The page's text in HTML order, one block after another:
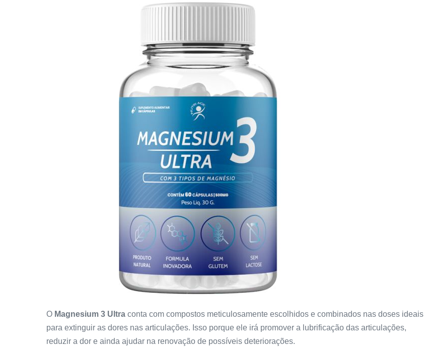
O Magnesium 3 Ultra conta com compostos meticulosamente escolhidos e combinados nas doses ideais
para extinguir as dores nas articulações. Isso porque ele irá promover a lubrificação das articulações,
reduzir a dor e ainda ajudar na renovação de possíveis deteriorações.